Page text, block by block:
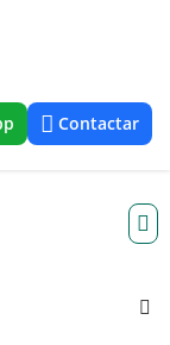
Contactar